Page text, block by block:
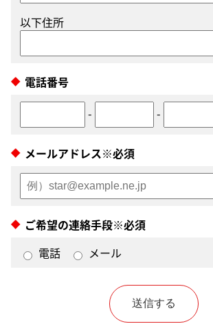
以下住所
電話番号
-
-
メールアドレス※必須
ご希望の連絡手段※必須
電話
メール